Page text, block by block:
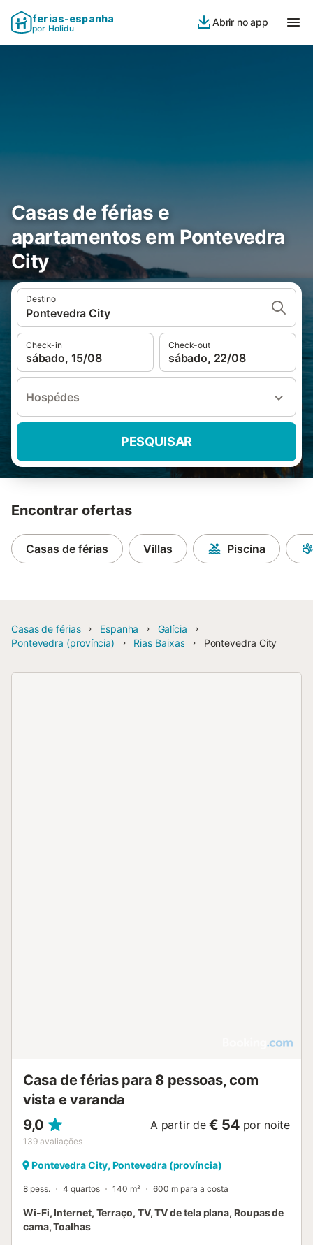
ferias-espanha
por Holidu
Abrir no app
Casas de férias e
apartamentos em Pontevedra
City
Destino
Pontevedra City
Check-in
sábado, 15/08
Check-out
sábado, 22/08
Hospédes
PESQUISAR
Encontrar ofertas
Casas de férias Villas Piscina
Casas de férias Espanha
Galícia
Pontevedra (província)
Rias Baixas Pontevedra City
Casa de férias para 8 pessoas, com
vista e varanda
9,0
139 avaliações
A partir de € 54 por noite
Pontevedra City, Pontevedra (província)
8 pess. 4 quartos 140 m² 600 m para a costa
Wi-Fi, Internet, Terraço, TV, TV de tela plana, Roupas de
cama, Toalhas